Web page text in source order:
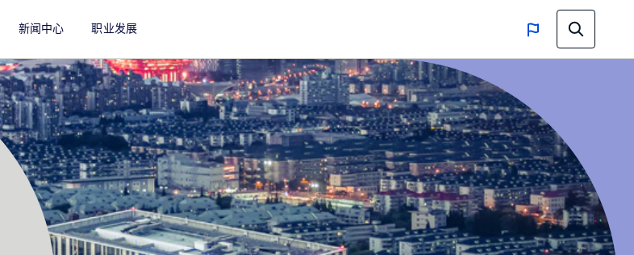
新闻中心 职业发展